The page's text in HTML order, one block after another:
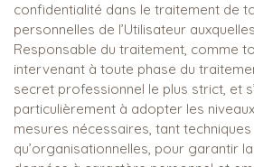
confidentialité dans le traitement de
personnelles de l’Utilisateur
Responsable du traitement, comme
intervenant à toute phase du
secret professionnel le plus strict, et
particulièrement à adopter les
mesures nécessaires, tant techniques
qu’organisationnelles, pour garantir